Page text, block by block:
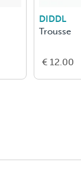
DIDDL
Trousse
€ 12.00